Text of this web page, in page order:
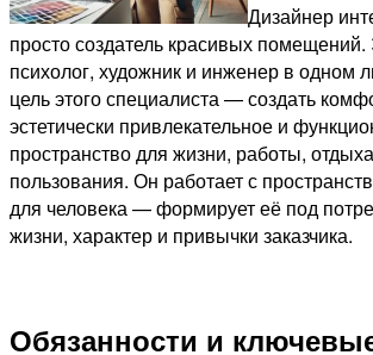
Дизайнер
просто создатель красивых помещений.
психолог, художник и инженер в одном
цель этого специалиста — создать
эстетически привлекательное и
пространство для жизни, работы,
пользования. Он работает с
для человека — формирует её под
жизни, характер и привычки заказчика.
Обязанности и